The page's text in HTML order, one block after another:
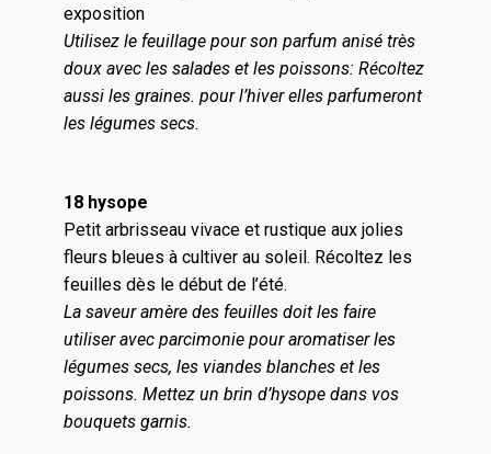
exposition
Utilisez le feuillage pour son parfum anisé très
doux avec les salades et les poissons: Récoltez
aussi les graines. pour l’hiver elles parfumeront
les légumes secs.
18 hysope
Petit arbrisseau vivace et rustique aux jolies
fleurs bleues à cultiver au soleil. Récoltez les
feuilles dès le début de l’été.
La saveur amère des feuilles doit les faire
utiliser avec parcimonie pour aromatiser les
légumes secs, les viandes blanches et les
poissons. Mettez un brin d’hysope dans vos
bouquets garnis.